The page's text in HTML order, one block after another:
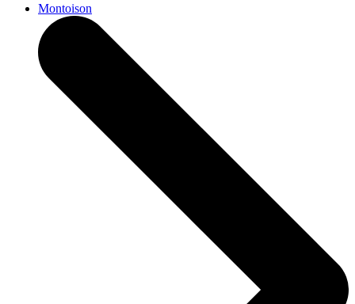
Montoison